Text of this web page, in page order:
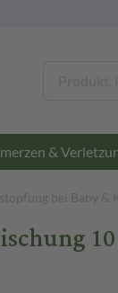
&
bei Baby &